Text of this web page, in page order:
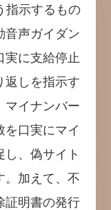
指示するもの
音声ガイダン
実に支給停止
返しを指示す
マイナンバー
を口実にマイ
、偽サイト
。加えて、不
証明書の発行